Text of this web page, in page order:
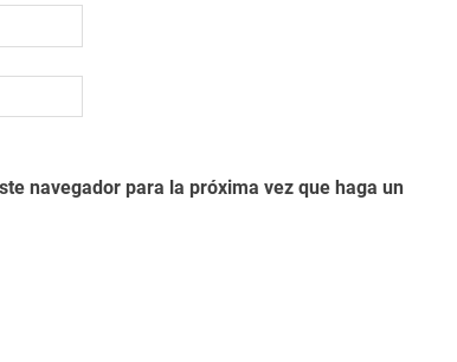
navegador para la próxima vez que haga un